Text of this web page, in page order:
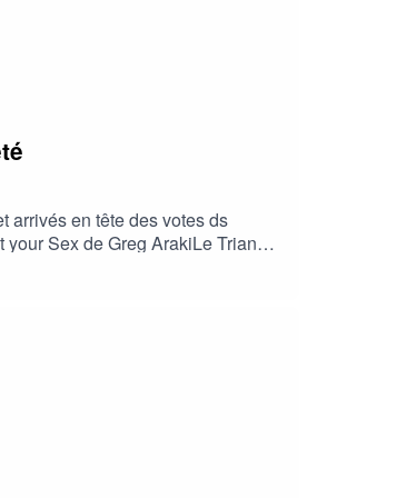
arrivés en tête des votes ds
Sex de Greg ArakiLe Triangle
Bertrand Lesguillons
sans trucage , Brigitte